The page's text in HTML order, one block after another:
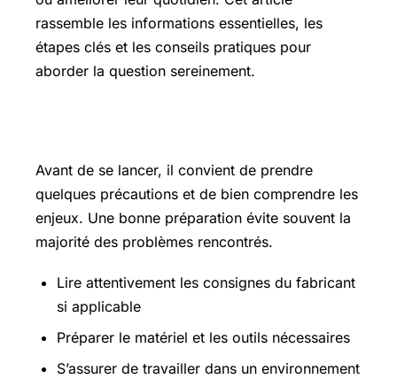
rassemble les informations essentielles, les
étapes clés et les conseils pratiques pour
aborder la question sereinement.
Avant de se lancer, il convient de prendre
quelques précautions et de bien comprendre les
enjeux. Une bonne préparation évite souvent la
majorité des problèmes rencontrés.
Lire attentivement les consignes du fabricant
si applicable
Préparer le matériel et les outils nécessaires
S’assurer de travailler dans un environnement